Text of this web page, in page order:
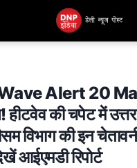
Alert 20
हीटवेव की चपेट में
विभाग की इन
आईएमडी रिपोर्ट